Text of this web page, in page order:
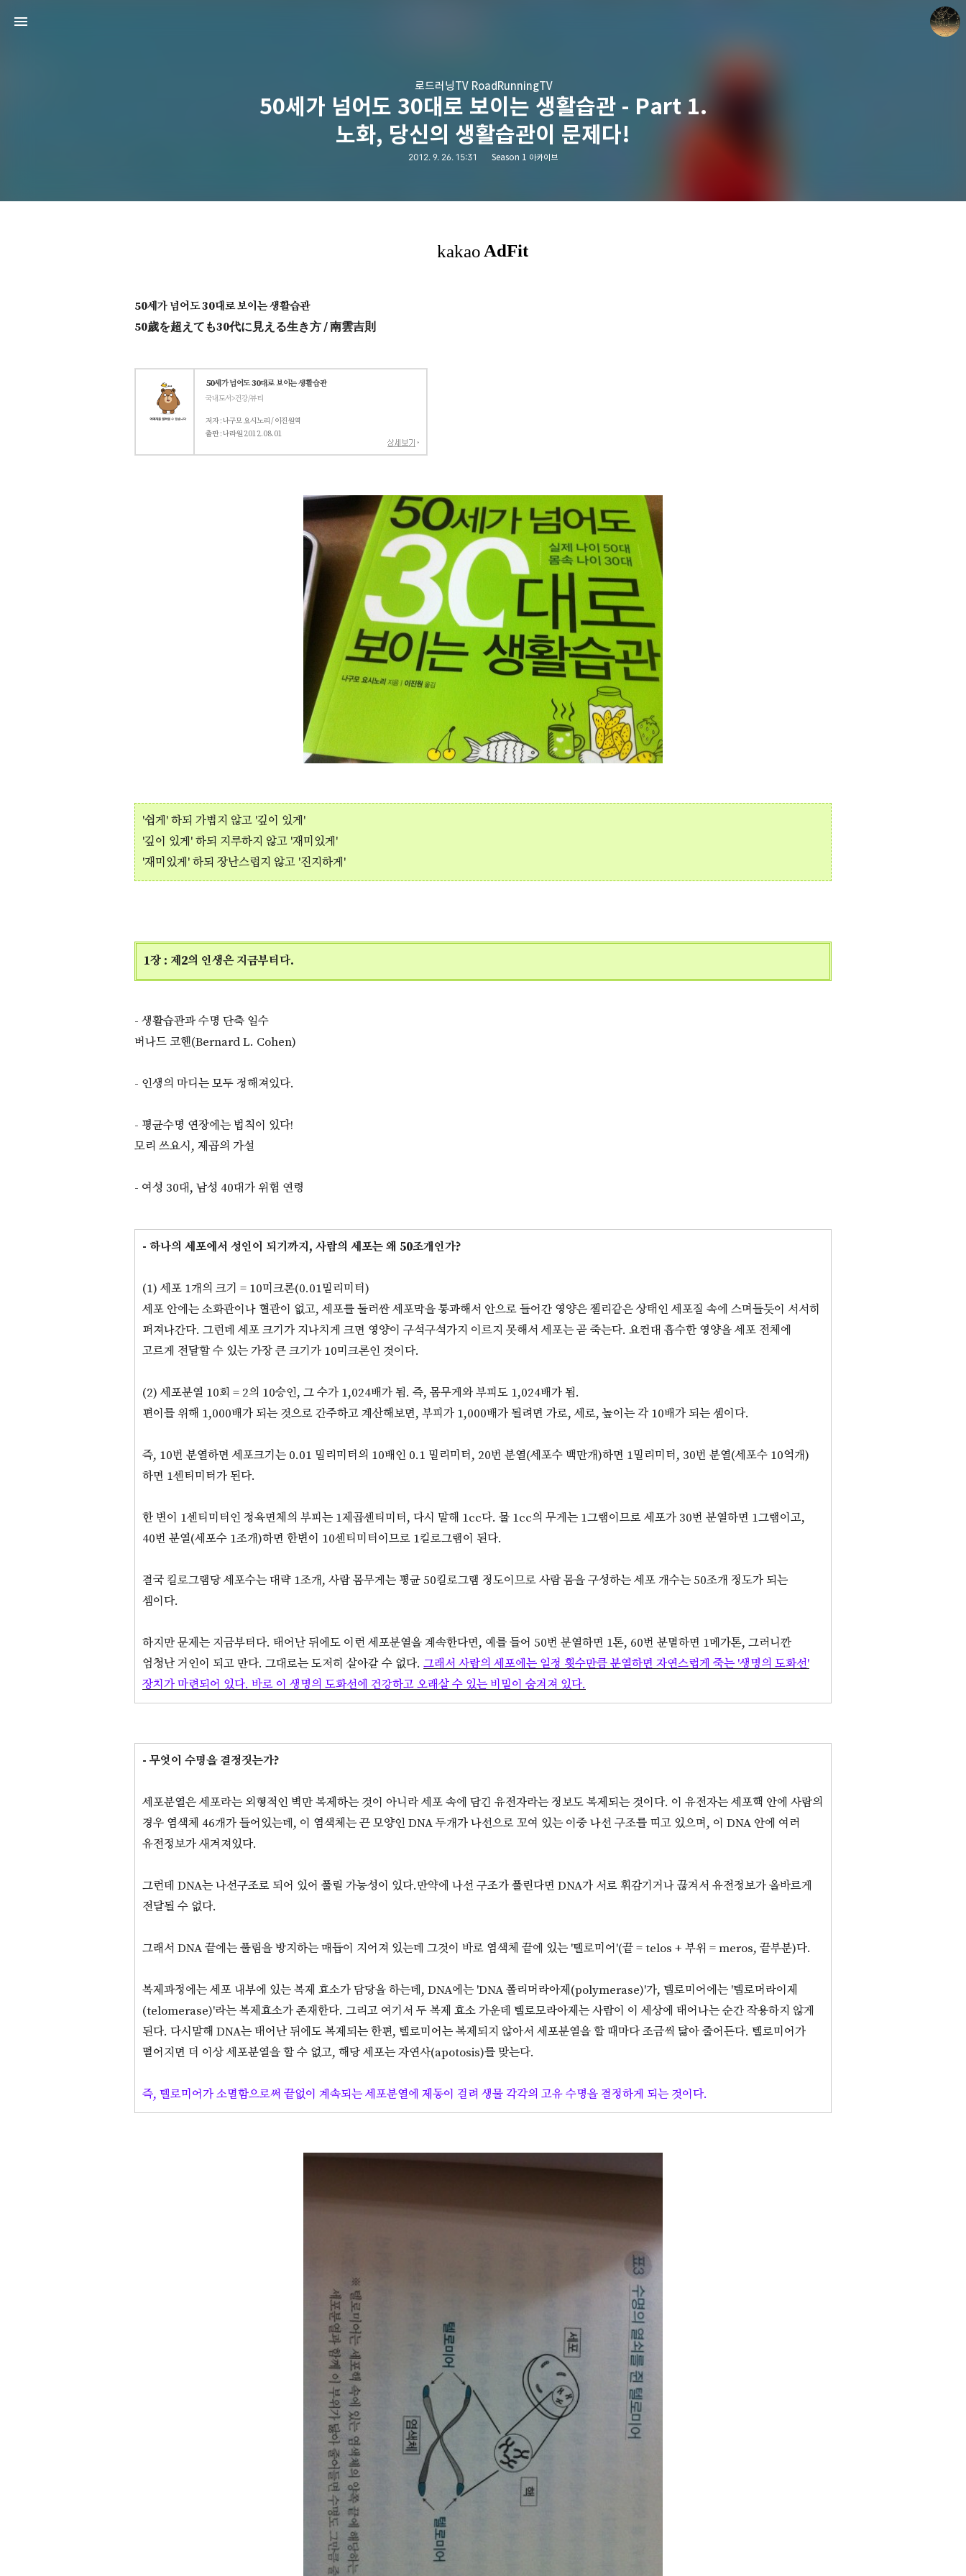
로드러닝TV RoadRunningTV
50세가 넘어도 30대로 보이는 생활습관 - Part 1.
노화, 당신의 생활습관이 문제다!
2012. 9. 26. 15:31 Season 1 아카이브
50세가 넘어도 30대로 보이는 생활습관
50歲を超えても30代に見える生き方 / 南雲吉則
50세가 넘어도 30대로 보이는 생활습관
국내도서>건강/뷰티
저자 : 나구모 요시노리 / 이진원역
출판 : 나라원2012.08.01
'쉽게' 하되 가볍지 않고 '깊이 있게'
'깊이 있게' 하되 지루하지 않고 '재미있게'
'재미있게' 하되 장난스럽지 않고 '진지하게'
1장 : 제2의 인생은 지금부터다.
- 생활습관과 수명 단축 일수
버나드 코헨(Bernard L. Cohen)
- 인생의 마디는 모두 정해져있다.
- 평균수명 연장에는 법칙이 있다!
모리 쓰요시, 제곱의 가설
- 여성 30대, 남성 40대가 위험 연령
- 하나의 세포에서 성인이 되기까지, 사람의 세포는 왜 50조개인가?
(1) 세포 1개의 크기 = 10미크론(0.01밀리미터)
세포 안에는 소화관이나 혈관이 없고, 세포를 둘러싼 세포막을 통과해서 안으로 들어간 영양은 젤리같은 상태인 세포질 속에 스며들듯이 서서히
퍼져나간다. 그런데 세포 크기가 지나치게 크면 영양이 구석구석가지 이르지 못해서 세포는 곧 죽는다. 요컨대 흡수한 영양을 세포 전체에
고르게 전달할 수 있는 가장 큰 크기가 10미크론인 것이다.
(2) 세포분열 10회 = 2의 10승인, 그 수가 1,024배가 됨. 즉, 몸무게와 부피도 1,024배가 됨.
편이를 위해 1,000배가 되는 것으로 간주하고 계산해보면, 부피가 1,000배가 될려면 가로, 세로, 높이는 각 10배가 되는 셈이다.
즉, 10번 분열하면 세포크기는 0.01 밀리미터의 10배인 0.1 밀리미터, 20번 분열(세포수 백만개)하면 1밀리미터, 30번 분열(세포수 10억개)
하면 1센티미터가 된다.
한 변이 1센티미터인 정육면체의 부피는 1제곱센티미터, 다시 말해 1cc다. 물 1cc의 무게는 1그램이므로 세포가 30번 분열하면 1그램이고,
40번 분열(세포수 1조개)하면 한변이 10센티미터이므로 1킬로그램이 된다.
결국 킬로그램당 세포수는 대략 1조개, 사람 몸무게는 평균 50킬로그램 정도이므로 사람 몸을 구성하는 세포 개수는 50조개 정도가 되는
셈이다.
하지만 문제는 지금부터다. 태어난 뒤에도 이런 세포분열을 계속한다면, 예를 들어 50번 분열하면 1톤, 60번 분멸하면 1메가톤, 그러니깐
엄청난 거인이 되고 만다. 그대로는 도저히 살아갈 수 없다. 그래서 사람의 세포에는 일정 횟수만큼 분열하면 자연스럽게 죽는 '생명의 도화선'
장치가 마련되어 있다. 바로 이 생명의 도화선에 건강하고 오래살 수 있는 비밀이 숨겨져 있다.
- 무엇이 수명을 결정짓는가?
세포분열은 세포라는 외형적인 벽만 복제하는 것이 아니라 세포 속에 담긴 유전자라는 정보도 복제되는 것이다. 이 유전자는 세포핵 안에 사람의
경우 염색체 46개가 들어있는데, 이 염색체는 끈 모양인 DNA 두개가 나선으로 꼬여 있는 이중 나선 구조를 띠고 있으며, 이 DNA 안에 여러
유전정보가 새겨져있다.
그런데 DNA는 나선구조로 되어 있어 풀릴 가능성이 있다.만약에 나선 구조가 풀린다면 DNA가 서로 휘감기거나 끊겨서 유전정보가 올바르게
전달될 수 없다.
그래서 DNA 끝에는 풀림을 방지하는 매듭이 지어져 있는데 그것이 바로 염색체 끝에 있는 '텔로미어'(끝 = telos + 부위 = meros, 끝부분)다.
복제과정에는 세포 내부에 있는 복제 효소가 담당을 하는데, DNA에는 'DNA 폴리머라아제(polymerase)'가, 텔로미어에는 '텔로머라이제
(telomerase)'라는 복제효소가 존재한다. 그리고 여기서 두 복제 효소 가운데 텔로모라아제는 사람이 이 세상에 태어나는 순간 작용하지 않게
된다. 다시말해 DNA는 태어난 뒤에도 복제되는 한편, 텔로미어는 복제되지 않아서 세포분열을 할 때마다 조금씩 닳아 줄어든다. 텔로미어가
떨어지면 더 이상 세포분열을 할 수 없고, 해당 세포는 자연사(apotosis)를 맞는다.
즉, 텔로미어가 소멸함으로써 끝없이 계속되는 세포분열에 제동이 걸려 생물 각각의 고유 수명을 결정하게 되는 것이다.